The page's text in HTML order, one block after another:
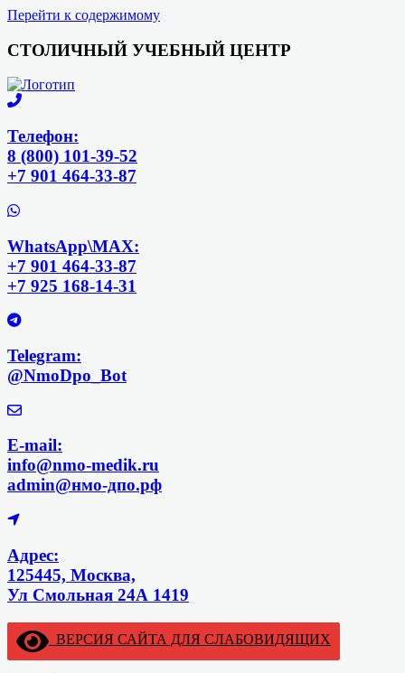
Перейти к содержимому
СТОЛИЧНЫЙ УЧЕБНЫЙ ЦЕНТР
Телефон:
8 (800) 101-39-52
+7 901 464-33-87
WhatsApp\MAX:
+7 901 464-33-87
+7 925 168-14-31
Telegram:
@NmoDpo_Bot
E-mail:
info@nmo-medik.ru
admin@нмо-дпо.рф
Адрес:
125445, Москва,
Ул Смольная 24А 1419
ВЕРСИЯ САЙТА ДЛЯ СЛАБОВИДЯЩИХ